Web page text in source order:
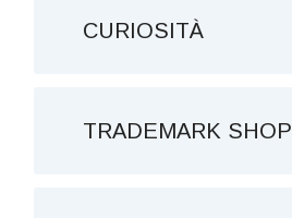
CURIOSITÀ
TRADEMARK SHOP